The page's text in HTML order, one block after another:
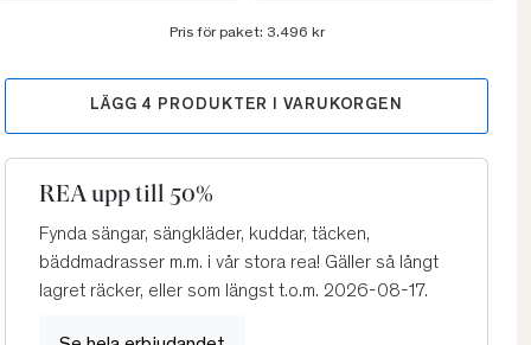
Pris för paket: 3.496 kr
LÄGG 4 PRODUKTER I VARUKORGEN
REA upp till 50%
Fynda sängar, sängkläder, kuddar, täcken,
bäddmadrasser m.m. i vår stora rea! Gäller så långt
lagret räcker, eller som längst t.o.m. 2026-08-17.